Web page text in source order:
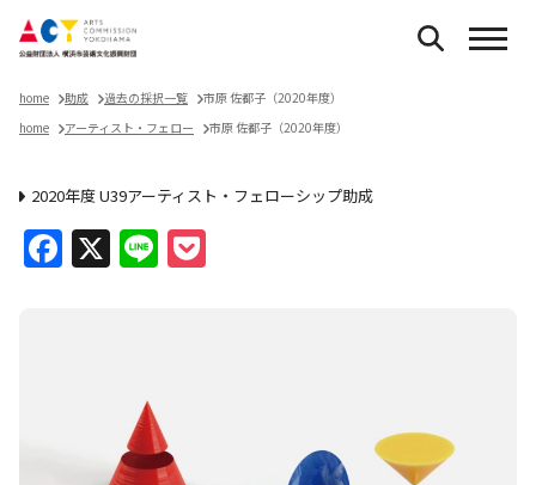
home 助成 過去の採択一覧
市原 佐都子（2020年度）
home
アーティスト・フェロー 市原 佐都子（2020年度）
2020年度 U39アーティスト・フェローシップ助成
Facebook
X Line